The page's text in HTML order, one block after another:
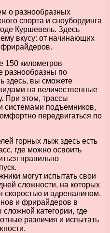
о разнообразных
спорта и сноубординга
Куршевель. Здесь
вкусу: от начинающих
150 километров
разнообразны по
здесь, вы сможете
на величественные
При этом, трассы
подъемников,
передвигаться по
горных лыж здесь есть
где можно освоить
правильно
могут испытать свои
сложности, на которых
скоростью и адреналином.
и фрирайдеров в
категории, где
различия и испытать